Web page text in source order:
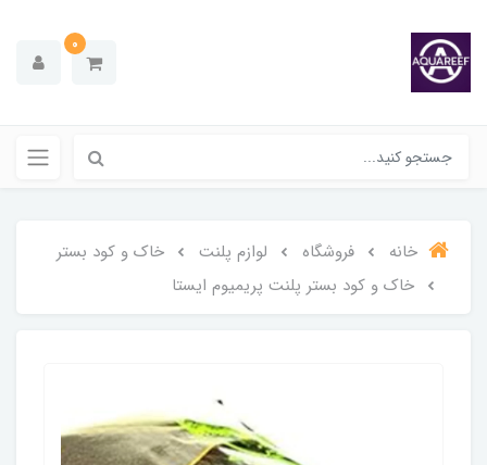
0
خانه فروشگاه لوازم پلنت
خاک و کود بستر
خاک و کود بستر پلنت پریمیوم ایستا